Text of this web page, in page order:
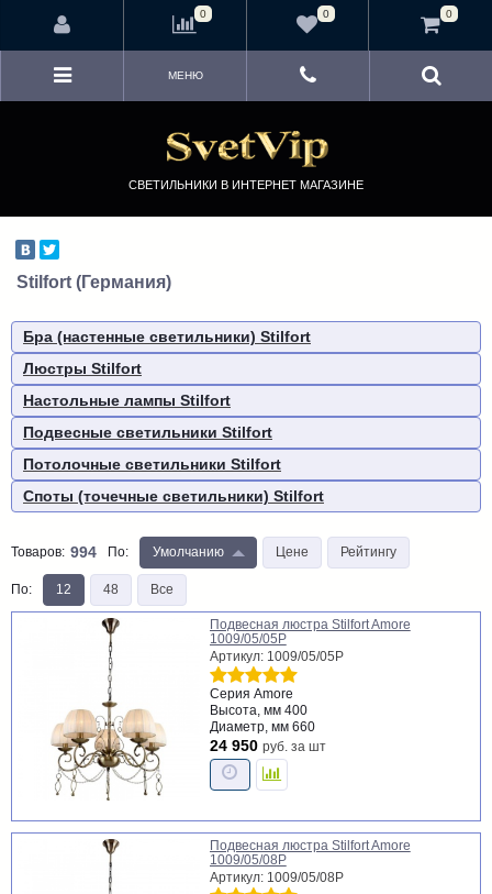
СВЕТИЛЬНИКИ В ИНТЕРНЕТ МАГАЗИНЕ
МЕНЮ
Stilfort (Германия)
Бра (настенные светильники) Stilfort
Люстры Stilfort
Настольные лампы Stilfort
Подвесные светильники Stilfort
Потолочные светильники Stilfort
Споты (точечные светильники) Stilfort
Товаров: 994 По: Умолчанию Цене Рейтингу
По: 12 48 Все
Подвесная люстра Stilfort Amore
1009/05/05P
Артикул: 1009/05/05P
Серия Amore
Высота, мм 400
Диаметр, мм 660
24 950 руб. за шт
Подвесная люстра Stilfort Amore
1009/05/08P
Артикул: 1009/05/08P
0 0 0